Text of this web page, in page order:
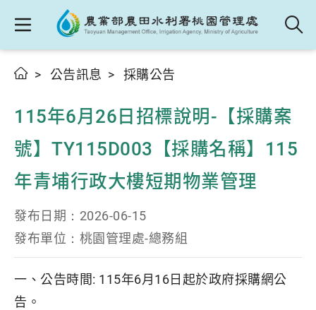
公告訊息 採購公告
115年6月26日招標說明-【採購案
號】TY115D003【採購名稱】115
年青埔行政大樓短期物業管理
發布日期： 2026-06-15
發布單位： 桃園管理處-總務組
一、公告時間: 115年6月16日起於政府採購網公
告。